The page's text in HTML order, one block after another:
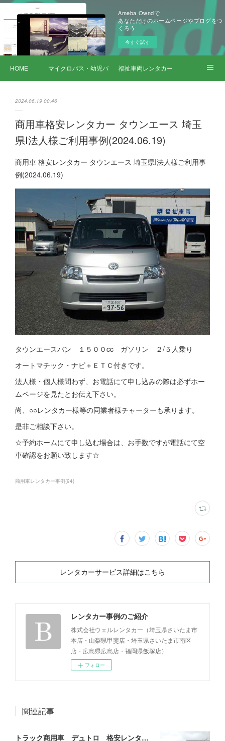
Ameba Owndで
あなただけのホームページやブログをつ
くろう
今すぐ試す
HOME マイクロバス・幼児バス レンタカー福祉車両レンタカー
2024.06.19 00:46
商用車格安レンタカー タウンエース 埼玉
県I法人様ご利用事例(2024.06.19)
商用車 格安レンタカー タウンエース 埼玉県I法人様ご利用事
例(2024.06.19)
タウンエースバン １５００cc ガソリン ２/５人乗り
オートマチック・ナビ＋ＥＴＣ付きです。
法人様・個人様問わず、お電話にて申し込みの際は必ずホー
ムページを見たとお伝え下さい。
尚、○○レンタカー様等の同業者様チャーターも承ります。
是非ご相談下さい。
☆予約ホームにて申し込む場合は、お手数ですが電話にて空
車確認をお願い致します☆
商用車レンタカー事例(94)
レンタカーサービス詳細はこちら
レンタカー事例のご紹介
株式会社ウェルレンタカー（埼玉県さいたま市
本店・山梨県甲斐店・埼玉県さいたま市南区
店・広島県広島店・福岡県飯塚店）
フォロー
関連記事
トラック商用車 デュトロ 格安レンタカー 東京都O法人様ご利用事例(2026.06.15)